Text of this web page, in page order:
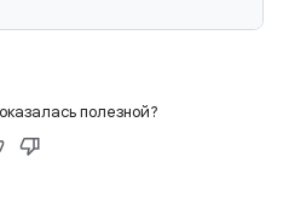
полезной?